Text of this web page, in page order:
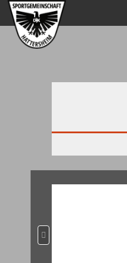
Vorheriger Beitrag: